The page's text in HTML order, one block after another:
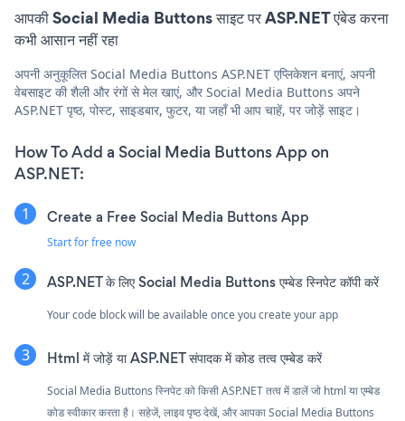
आपकी Social Media Buttons साइट पर ASP.NET एंबेड करना
कभी आसान नहीं रहा
अपनी अनुकूलित Social Media Buttons ASP.NET एप्लिकेशन बनाएं, अपनी
वेबसाइट की शैली और रंगों से मेल खाएं, और Social Media Buttons अपने
ASP.NET पृष्ठ, पोस्ट, साइडबार, फुटर, या जहाँ भी आप चाहें, पर जोड़ें साइट।
How To Add a Social Media Buttons App on
ASP.NET:
Create a Free Social Media Buttons App
Start for free now
ASP.NET के लिए Social Media Buttons एम्बेड स्निपेट कॉपी करें
Your code block will be available once you create your app
Html में जोड़ें या ASP.NET संपादक में कोड तत्व एम्बेड करें
Social Media Buttons स्निपेट को किसी ASP.NET तत्व में डालें जो html या एम्बेड
कोड स्वीकार करता है। सहेजें, लाइव पृष्ठ देखें, और आपका Social Media Buttons